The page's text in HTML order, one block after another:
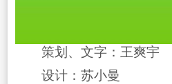
策划、文字：王爽宇
设计：苏小曼